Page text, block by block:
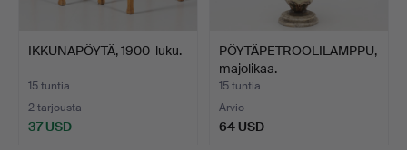
IKKUNAPÖYTÄ, 1900-luku.
15 tuntia
2 tarjousta
37 USD
PÖYTÄPETROOLILAMPPU,
majolikaa.
15 tuntia
Arvio
64 USD